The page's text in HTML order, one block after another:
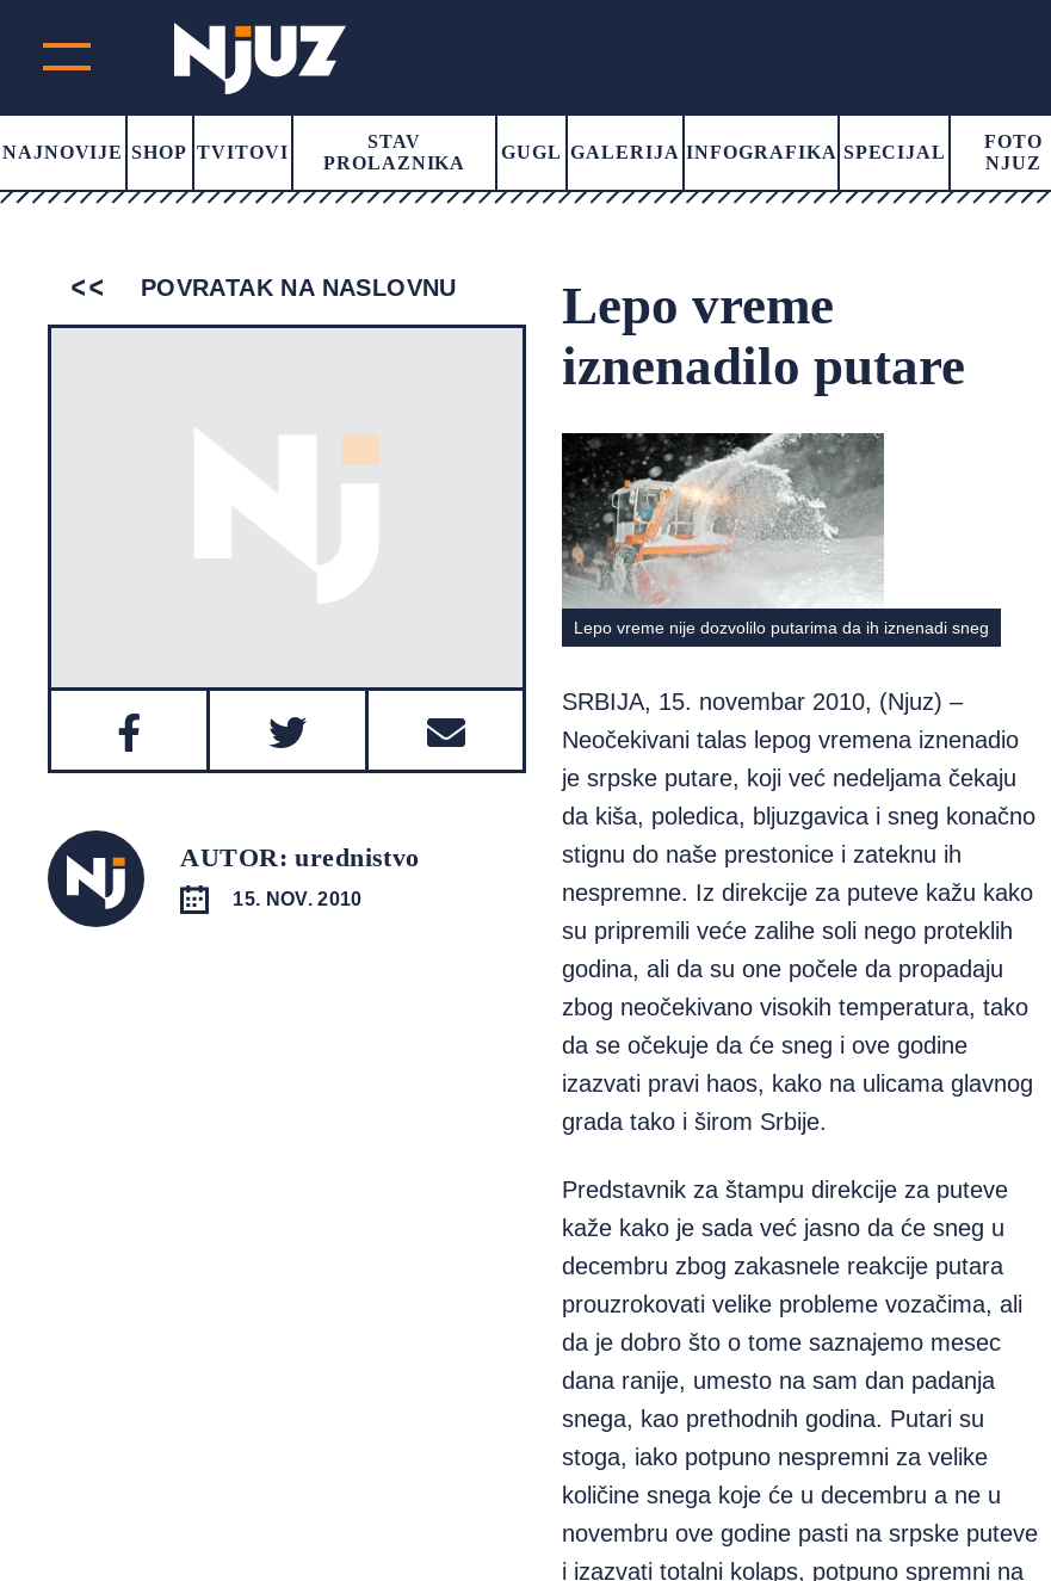
NAJNOVIJE SHOP TVITOVI
STAV
PROLAZNIKA
GUGL GALERIJA INFOGRAFIKA SPECIJAL
FOTO
NJUZ
POVRATAK NA NASLOVNU
AUTOR: urednistvo
15. NOV. 2010
Lepo vreme
iznenadilo putare
Lepo vreme nije dozvolilo putarima da ih iznenadi sneg
SRBIJA, 15. novembar 2010, (Njuz) –
Neočekivani talas lepog vremena iznenadio
je srpske putare, koji već nedeljama čekaju
da kiša, poledica, bljuzgavica i sneg konačno
stignu do naše prestonice i zateknu ih
nespremne. Iz direkcije za puteve kažu kako
su pripremili veće zalihe soli nego proteklih
godina, ali da su one počele da propadaju
zbog neočekivano visokih temperatura, tako
da se očekuje da će sneg i ove godine
izazvati pravi haos, kako na ulicama glavnog
grada tako i širom Srbije.
Predstavnik za štampu direkcije za puteve
kaže kako je sada već jasno da će sneg u
decembru zbog zakasnele reakcije putara
prouzrokovati velike probleme vozačima, ali
da je dobro što o tome saznajemo mesec
dana ranije, umesto na sam dan padanja
snega, kao prethodnih godina. Putari su
stoga, iako potpuno nespremni za velike
količine snega koje će u decembru a ne u
novembru ove godine pasti na srpske puteve
i izazvati totalni kolaps, potpuno spremni na